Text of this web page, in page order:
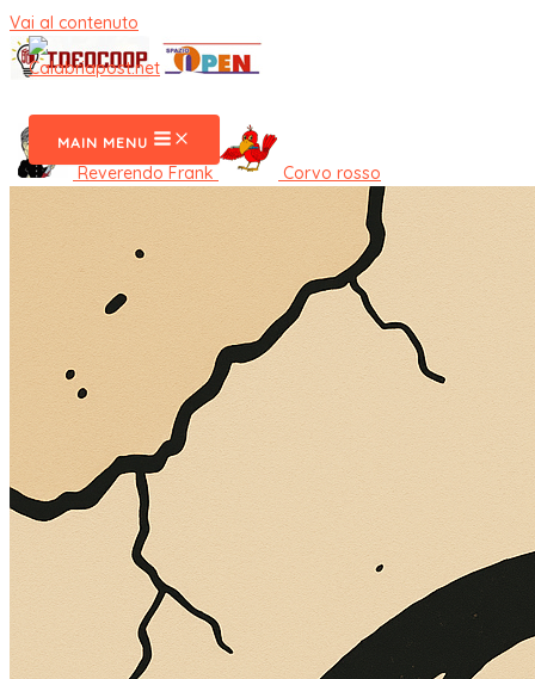
Vai al contenuto
MAIN MENU
Reverendo Frank Corvo rosso